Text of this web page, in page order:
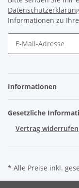
Informationen zu
Informationen
Gesetzliche
Vertrag widerrufen
* Alle Preise inkl.